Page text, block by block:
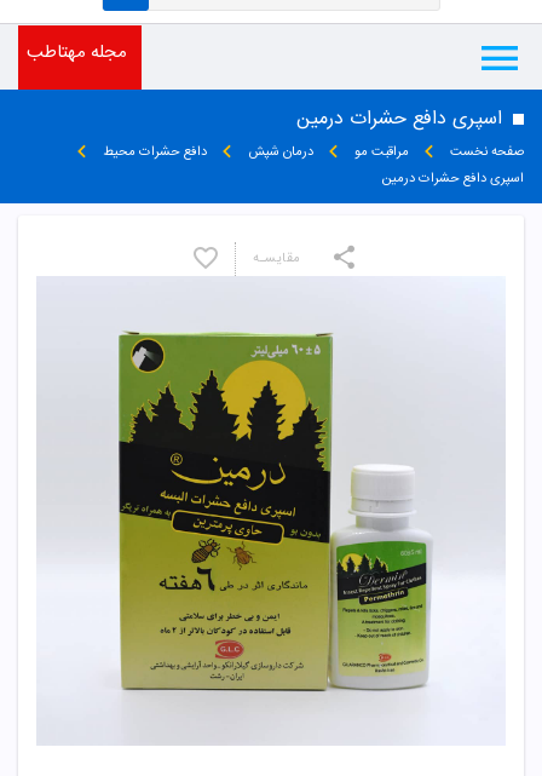
مجله مهتاطب
اسپری دافع حشرات درمین
صفحه نخست مراقبت مو درمان شپش
دافع حشرات محیط
اسپری دافع حشرات درمین
مقایسـه